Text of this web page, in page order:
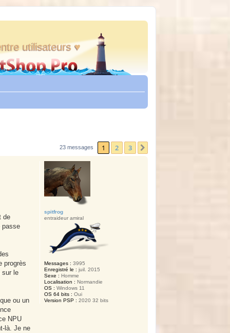
utilisateurs ♥
23 messages 1 2 3
spitfrog
entraideur amiral
Messages : 3995
Enregistré le : juil. 2015
Sexe : Homme
Localisation : Normandie
OS : Windows 11
OS 64 bits : Oui
Version PSP : 2020 32 bits
de
passe
progrès
sur le
ou un
NPU
là. Je ne